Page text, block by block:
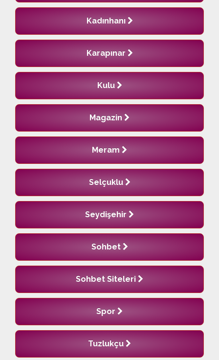
Kadınhanı
Karapınar
Kulu
Magazin
Meram
Selçuklu
Seydişehir
Sohbet
Sohbet Siteleri
Spor
Tuzlukçu